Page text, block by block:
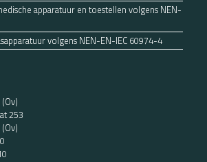
apparatuur en toestellen volgens NEN-
volgens NEN-EN-IEC 60974-4
253